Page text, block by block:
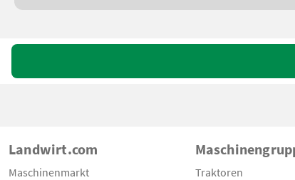
Landwirt.com
Maschinenmarkt
Traktoren